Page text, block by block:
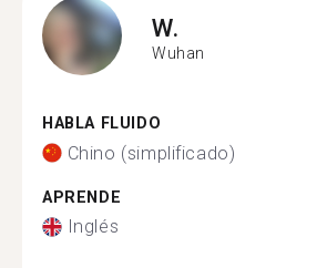
W.
Wuhan
HABLA FLUIDO
Chino (simplificado)
APRENDE
Inglés